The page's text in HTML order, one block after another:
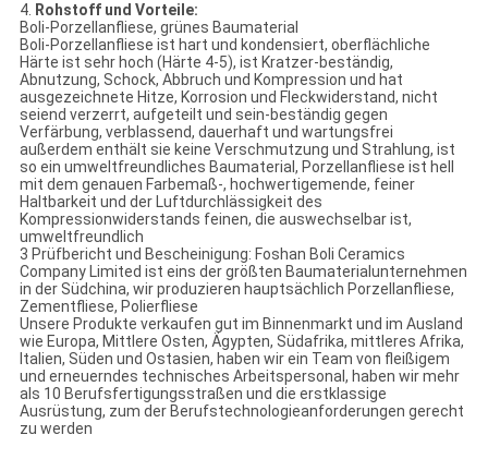
4. Rohstoff und Vorteile:
Boli-Porzellanfliese, grünes Baumaterial
Boli-Porzellanfliese ist hart und kondensiert, oberflächliche
Härte ist sehr hoch (Härte 4-5), ist Kratzer-beständig,
Abnutzung, Schock, Abbruch und Kompression und hat
ausgezeichnete Hitze, Korrosion und Fleckwiderstand, nicht
seiend verzerrt, aufgeteilt und sein-beständig gegen
Verfärbung, verblassend, dauerhaft und wartungsfrei
außerdem enthält sie keine Verschmutzung und Strahlung, ist
so ein umweltfreundliches Baumaterial, Porzellanfliese ist hell
mit dem genauen Farbemaß-, hochwertigemende, feiner
Haltbarkeit und der Luftdurchlässigkeit des
Kompressionwiderstands feinen, die auswechselbar ist,
umweltfreundlich
3 Prüfbericht und Bescheinigung: Foshan Boli Ceramics
Company Limited ist eins der größten Baumaterialunternehmen
in der Südchina, wir produzieren hauptsächlich Porzellanfliese,
Zementfliese, Polierfliese
Unsere Produkte verkaufen gut im Binnenmarkt und im Ausland
wie Europa, Mittlere Osten, Ägypten, Südafrika, mittleres Afrika,
Italien, Süden und Ostasien, haben wir ein Team von fleißigem
und erneuerndes technisches Arbeitspersonal, haben wir mehr
als 10 Berufsfertigungsstraßen und die erstklassige
Ausrüstung, zum der Berufstechnologieanforderungen gerecht
zu werden